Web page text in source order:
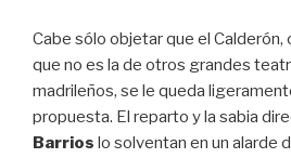
Cabe sólo objetar que el Calderón,
que no es la de otros grandes
madrileños, se le queda
propuesta. El reparto y la sabia
Barrios lo solventan en un alarde